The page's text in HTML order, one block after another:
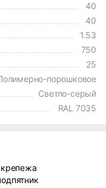
40
40
1.53
750
25
порошковое
Светло-серый
RAL 7035